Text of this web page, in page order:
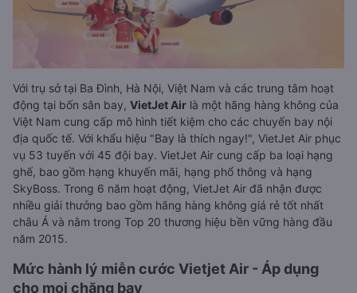
Với trụ sở tại Ba Đình, Hà Nội, Việt Nam và các trung tâm hoạt
động tại bốn sân bay, VietJet Air là một hãng hàng không của
Việt Nam cung cấp mô hình tiết kiệm cho các chuyến bay nội
địa quốc tế. Với khẩu hiệu "Bay là thích ngay!", VietJet Air phục
vụ 53 tuyến với 45 đội bay. VietJet Air cung cấp ba loại hạng
ghế, bao gồm hạng khuyến mãi, hạng phổ thông và hạng
SkyBoss. Trong 6 năm hoạt động, VietJet Air đã nhận được
nhiều giải thưởng bao gồm hãng hàng không giá rẻ tốt nhất
châu Á và nằm trong Top 20 thương hiệu bền vững hàng đầu
năm 2015.
Mức hành lý miễn cước Vietjet Air - Áp dụng
cho mọi chặng bay